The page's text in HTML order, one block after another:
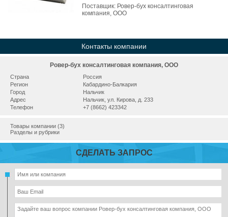
Поставщик: Ровер-бух консалтинговая
компания, ООО
Контакты компании
Ровер-бух консалтинговая компания, ООО
Страна
Россия
Регион
Кабардино-Балкария
Город
Нальчик
Адрес
Нальчик, ул. Кирова, д. 233
Телефон
+7 (8662) 423342
Товары компании (3)
Разделы и рубрики
СДЕЛАТЬ ЗАПРОС